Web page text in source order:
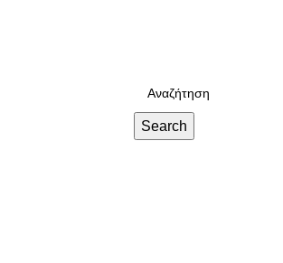
Search